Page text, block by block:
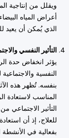
ويقلل من إنتاجية
أعراض المياه
الذي يُمكن أن يعيد
التأثير النفسي
يؤثر انخفاض حدة
النفسية
بنفسه. تُظهر هذه
المناسب لاستعادة
التأثير
للعلاج، إذ أن
بفعالية في